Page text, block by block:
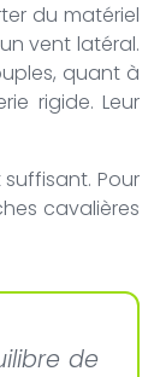
du matériel
vent latéral.
quant à
rigide. Leur
Pour
cavalières
de